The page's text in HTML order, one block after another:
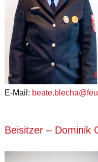
E-Mail:
Beisitzer – Dominik